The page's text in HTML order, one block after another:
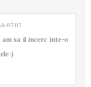
07:07
am sa il incerc inte-o
:)